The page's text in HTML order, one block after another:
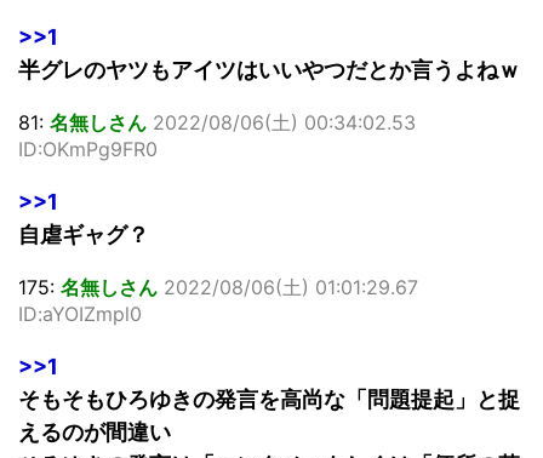
>>1
半グレのヤツもアイツはいいやつだとか言うよねｗ
81: 名無しさん 2022/08/06(土) 00:34:02.53
ID:OKmPg9FR0
>>1
自虐ギャグ？
175: 名無しさん 2022/08/06(土) 01:01:29.67
ID:aYOIZmpl0
>>1
そもそもひろゆきの発言を高尚な「問題提起」と捉
えるのが間違い